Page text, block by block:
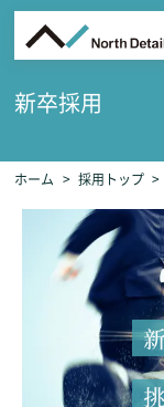
新卒採用
ホーム 採用トップ